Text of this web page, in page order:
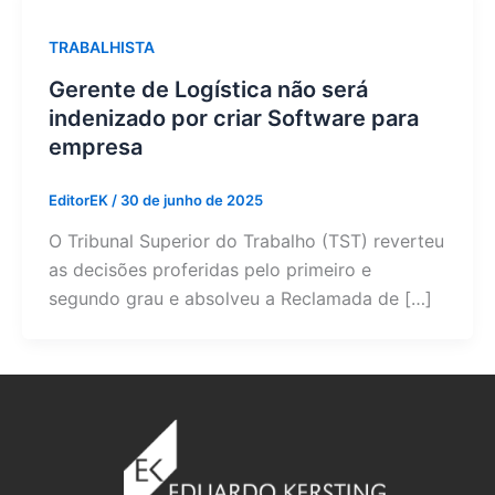
TRABALHISTA
Gerente de Logística não será
indenizado por criar Software para
empresa
EditorEK / 30 de junho de 2025
O Tribunal Superior do Trabalho (TST) reverteu
as decisões proferidas pelo primeiro e
segundo grau e absolveu a Reclamada de […]